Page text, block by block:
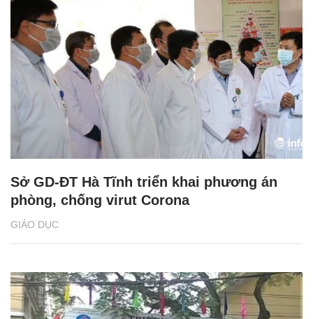
GIÁO DỤC
Sở GD-ĐT Hà Tĩnh triển khai phương án
phòng, chống virut Corona